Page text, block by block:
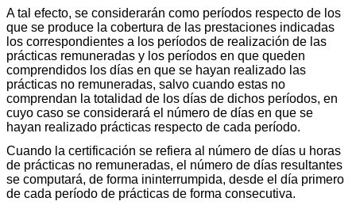
A tal efecto, se considerarán como períodos respecto de los
que se produce la cobertura de las prestaciones indicadas
los correspondientes a los períodos de realización de las
prácticas remuneradas y los períodos en que queden
comprendidos los días en que se hayan realizado las
prácticas no remuneradas, salvo cuando estas no
comprendan la totalidad de los días de dichos períodos, en
cuyo caso se considerará el número de días en que se
hayan realizado prácticas respecto de cada período.
Cuando la certificación se refiera al número de días u horas
de prácticas no remuneradas, el número de días resultantes
se computará, de forma ininterrumpida, desde el día primero
de cada período de prácticas de forma consecutiva.